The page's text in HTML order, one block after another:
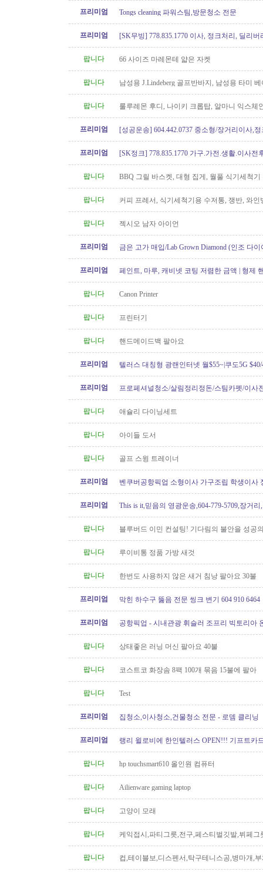
프리미엄
Tongs cleaning 파워스팀,방문청소 전문
프리미엄 [SK무빙] 778.835.1770 이사, 정크처리, 딜리버
팝니다 66 사이즈 마레몬테 얇은 자켓
팝니다
남성용 J.Lindeberg 골프반바지, 남성용 타미
팝니다
룰루레몬 후디, 나이키 크롭탑, 알마니 익스체
프리미엄
[성공운송] 604.442.0737 중소형/장거리이사,
프리미엄
[SK정크] 778.835.1770 가구.가전.생활.이사전
팝니다
BBQ 그릴 바스켓, 대형 집게, 월풀 식기세척기
팝니다
커피 프레서, 식기세척기용 수저통, 쟁반, 와인
팝니다 젝시오 남자 아이언
프리미엄
금은 고가 매입/Lab Grown Diamond (인조 다
프리미엄
페인트, 마루, 캐비넷 코팅 저렴한 금액 | 형제
팝니다 Canon Printer
팝니다 프린터기
팝니다 핸드메이드백 팔아요
프리미엄
텔러스 대칭형 광랜인터넷 월$55~|쿠도5G $40/
프리미엄
프로페셔널청소/살림정리정돈/스팀카펫/이사
팝니다
애슐리 다이닝세트
팝니다 아이들 도서
팝니다 골프 스윙 트레이너
프리미엄
벤쿠버공항픽업 소형이사 가구조립 학생이사
프리미엄
This is it,믿음의 영광운송,604-779-5709,장거리
팝니다 블루버드 이민 컨설팅! 기다림의 불안을 성공
팝니다 루이비통 정품 가방 새것
팝니다 한번도 사용하지 않은 새거 침낭 팔아요 30불
프리미엄 막힌 하수구 뚫음 전문 씽크 변기 604 910 6464
프리미엄
공항픽업 - 시내관광 휘슬러 조프리 빅토리아
팝니다
상태좋은 러닝 머신 팔아요 40불
팝니다 코스트코 화장솜 8팩 100개 묶음 15불에 팔아
팝니다 Test
프리미엄 집청소,이사청소,건물청소 전문 - 로뎀 클리닝
프리미엄
랭리 윌로비에 한인텔러스 OPEN!!! 기프트카
팝니다
hp touchsmart610 올인원 컴퓨터
팝니다 Ailienware gaming laptop
팝니다 고양이 모래
팝니다 케익접시,파티그릇,전구,페스티벌깃발,뷔페그
팝니다
컵,테이블보,디스펜서,탁구테니스공,병마개,